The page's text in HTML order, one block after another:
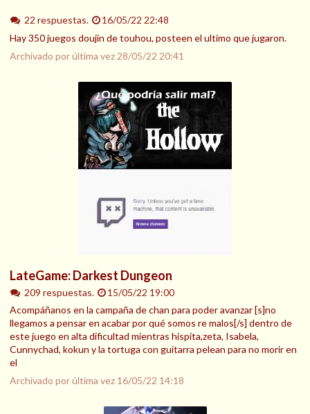
22 respuestas.
16/05/22 22:48
Hay 350 juegos doujin de touhou, posteen el ultimo que jugaron.
Archivado por última vez 28/05/22 20:41
LateGame: Darkest Dungeon
209 respuestas.
15/05/22 19:00
Acompáñanos en la campaña de chan para poder avanzar [s]no
llegamos a pensar en acabar por qué somos re malos[/s] dentro de
este juego en alta dificultad mientras hispita,zeta, Isabela,
Cunnychad, kokun y la tortuga con guitarra pelean para no morir en
el
Archivado por última vez 16/05/22 14:18